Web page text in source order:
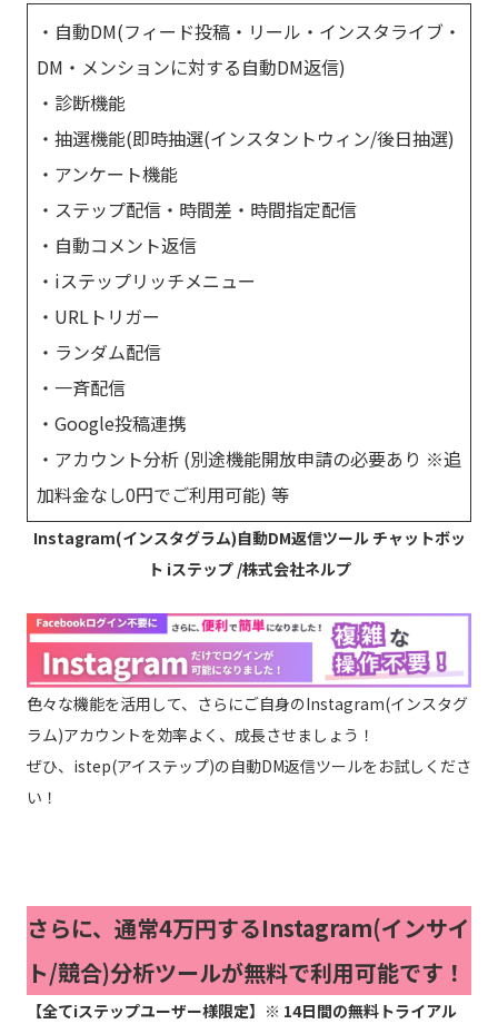
・自動DM(フィード投稿・リール・インスタライブ・
DM・メンションに対する自動DM返信)
・診断機能
・抽選機能(即時抽選(インスタントウィン/後日抽選)
・アンケート機能
・ステップ配信・時間差・時間指定配信
・自動コメント返信
・iステップリッチメニュー
・URLトリガー
・ランダム配信
・一斉配信
・Google投稿連携
・アカウント分析 (別途機能開放申請の必要あり ※追
加料金なし0円でご利用可能) 等
Instagram(インスタグラム)自動DM返信ツール チャットボッ
ト iステップ /株式会社ネルプ
色々な機能を活用して、さらにご自身のInstagram(インスタグ
ラム)アカウントを効率よく、成長させましょう！
ぜひ、istep(アイステップ)の自動DM返信ツールをお試しくださ
い！
さらに、通常4万円するInstagram(インサイ
ト/競合)分析ツールが無料で利用可能です！
【全てiステップユーザー様限定】※ 14日間の無料トライアル